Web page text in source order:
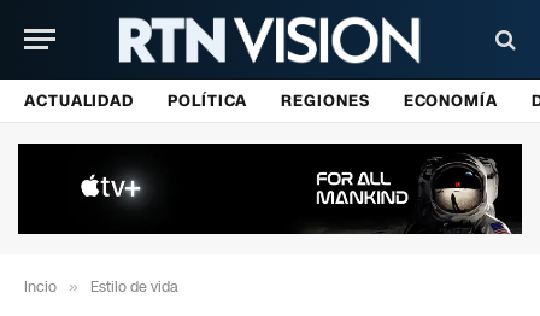
ACTUALIDAD POLÍTICA REGIONES ECONOMÍA
Incio » Estilo de vida